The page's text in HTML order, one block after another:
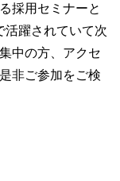
採用セミナーと
活躍されていて次
中の方、アクセ
非ご参加をご検